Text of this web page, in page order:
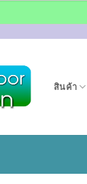
สินค้า